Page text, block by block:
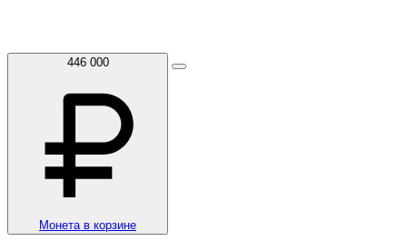
446 000
Монета в корзине